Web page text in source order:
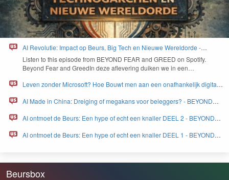
AI Revolutie: Impact op Beurs, Big Tech en Nieuwe Wereldorde -
BEYOND FEAR and GREED
Lis­ten to this episode from BEYOND FEAR and GREED on Spo­ti­fy.
Beyond Fear and Greed­In deze aflev­er­ing duiken we in een…
Leven zonder Microsoft? Hoe Bouwt men aan een onafhankelijk digitaal
AI Made in China: Dreiging of megakans voor beleggers? - BEYOND
AI ontmoet de Beurs: Een hype of echt een knaller DEEL 2 - BEYOND
AI ontmoet de Beurs: Een hype of echt een knaller DEEL 1 - BEYOND
Beursbox